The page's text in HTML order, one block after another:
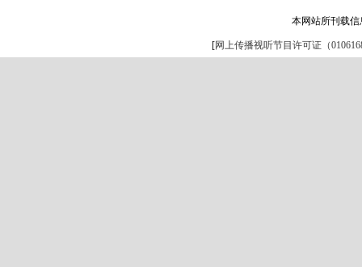
本网站所刊载
[网上传播视听节目许可证（